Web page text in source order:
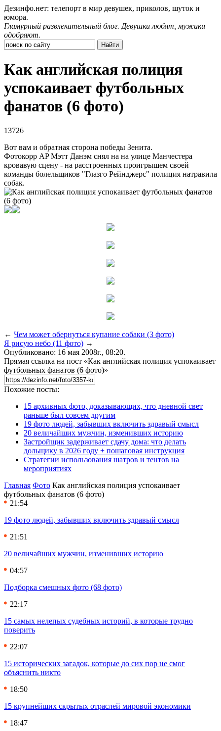
Дезинфо.нет: телепорт в мир девушек, приколов, шуток и
юмора.
Гламурный развлекательный блог. Девушки любят, мужики
одобряют.
Как английская полиция
успокаивает футбольных
фанатов (6 фото)
13726
Вот вам и обратная сторона победы Зенита.
Фотокорр AP Мэтт Данэм снял на на улице Манчестера
кровавую сцену - на расстроенных проигрышем своей
команды болельщиков "Глазго Рейнджерс" полиция натравила
собак.
← Чем может обернуться купание собаки (3 фото)
Я рисую небо (11 фото) →
Опубликовано: 16 мая 2008г., 08:20.
Прямая ссылка на пост «Как английская полиция успокаивает
футбольных фанатов (6 фото)»
Похожие посты:
15 архивных фото, доказывающих, что дневной свет
раньше был совсем другим
19 фото людей, забывших включить здравый смысл
20 величайших мужчин, изменивших историю
Застройщик задерживает сдачу дома: что делать
дольщику в 2026 году + пошаговая инструкция
Стратегии использования шатров и тентов на
мероприятиях
Главная Фото Как английская полиция успокаивает
футбольных фанатов (6 фото)
21:54
19 фото людей, забывших включить здравый смысл
21:51
20 величайших мужчин, изменивших историю
04:57
Подборка смешных фото (68 фото)
22:17
15 самых нелепых судебных историй, в которые трудно
поверить
22:07
15 исторических загадок, которые до сих пор не смог
объяснить никто
18:50
15 крупнейших скрытых отраслей мировой экономики
18:47